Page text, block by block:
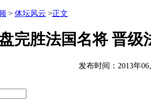
> 体坛风云 >正文
完胜法国名将 晋级
发布时间：2013年06